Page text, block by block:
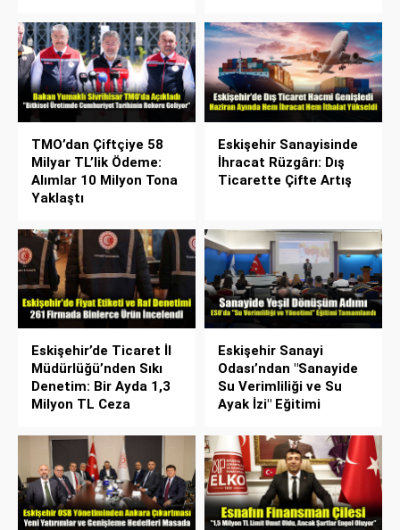
TMO’dan Çiftçiye 58
Milyar TL’lik Ödeme:
Alımlar 10 Milyon Tona
Yaklaştı
Eskişehir Sanayisinde
İhracat Rüzgârı: Dış
Ticarette Çifte Artış
Eskişehir’de Ticaret İl
Müdürlüğü’nden Sıkı
Denetim: Bir Ayda 1,3
Milyon TL Ceza
Eskişehir Sanayi
Odası’ndan "Sanayide
Su Verimliliği ve Su
Ayak İzi" Eğitimi